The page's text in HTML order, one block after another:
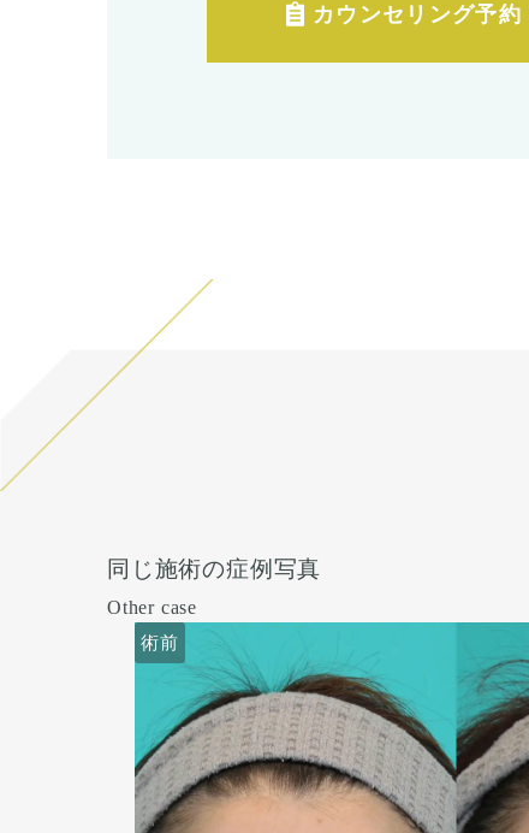
カウンセリング予約
同じ施術の症例写真
Other case
術前